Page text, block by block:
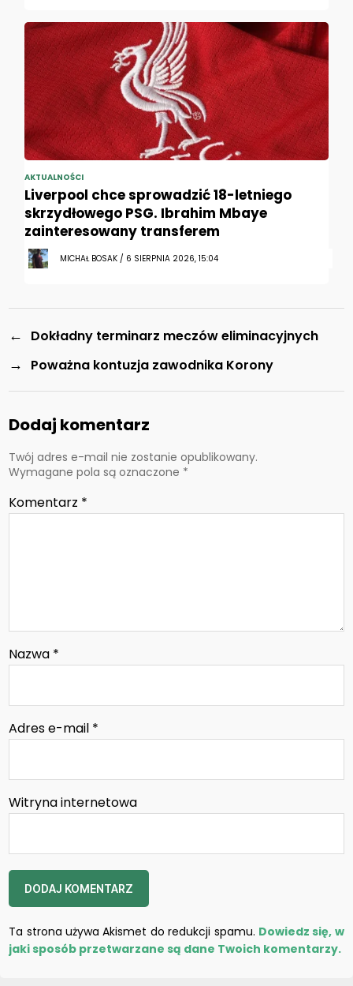
AKTUALNOŚCI
Liverpool chce sprowadzić 18-letniego
skrzydłowego PSG. Ibrahim Mbaye
zainteresowany transferem
MICHAŁ BOSAK / 6 SIERPNIA 2026, 15:04
← Dokładny terminarz meczów eliminacyjnych
→ Poważna kontuzja zawodnika Korony
Dodaj komentarz
Twój adres e-mail nie zostanie opublikowany.
Wymagane pola są oznaczone *
Komentarz *
Nazwa *
Adres e-mail *
Witryna internetowa
Ta strona używa Akismet do redukcji spamu. Dowiedz się, w
jaki sposób przetwarzane są dane Twoich komentarzy.